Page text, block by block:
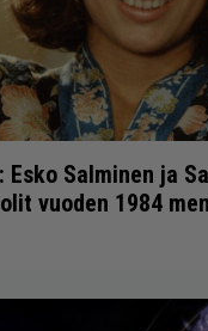
Esko Salminen ja
vuoden 1984